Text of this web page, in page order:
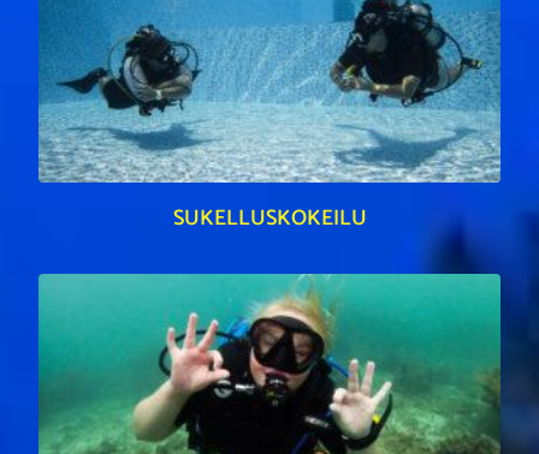
SUKELLUSKOKEILU